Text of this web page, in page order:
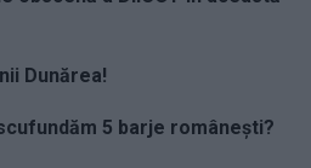
Dunărea!
5 barje românești?